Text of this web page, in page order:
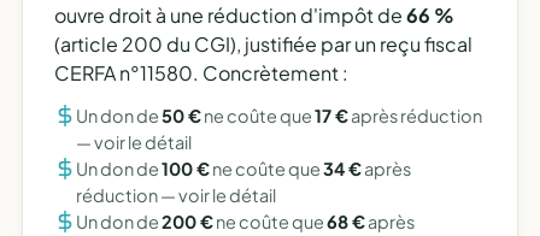
ouvre droit à une réduction d'impôt de66 %
(article 200 du CGI), justifiée par un reçu fiscal
CERFA n°11580. Concrètement :
Un don de50 €ne coûte que17 €après réduction
—voir le détail
Un don de100 €ne coûte que34 €après
réduction —voir le détail
Un don de200 €ne coûte que68 €après